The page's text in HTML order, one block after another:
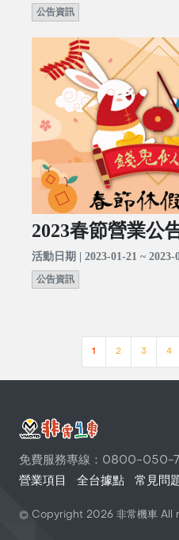
公告資訊
2023春節營業公
活動日期 | 2023-01-21 ~ 2023-
公告資訊
1 2 3 4
免費服務專線：0800-050-
營業項目
全台據點 常見問
© Copyright 2026 非常機車 All